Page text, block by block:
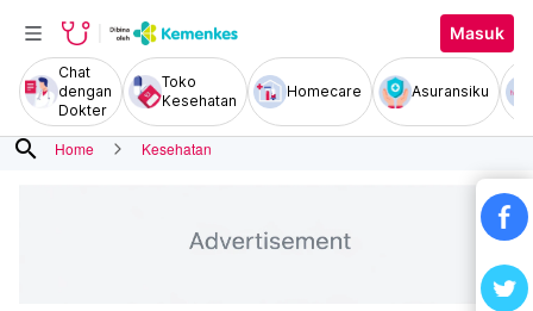
Masuk
Chat
dengan
Dokter
Toko
Kesehatan
Homecare Asuransiku
search Home Kesehatan